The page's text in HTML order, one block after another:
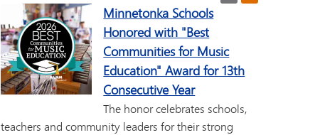
منشورات الطلاب
العمل التطوعي للطلاب
الاختبارات والتقييمات
Minnetonka Schools
Honored with "Best
Communities for Music
Education" Award for 13th
Consecutive Year
The honor celebrates schools,
teachers and community leaders for their strong